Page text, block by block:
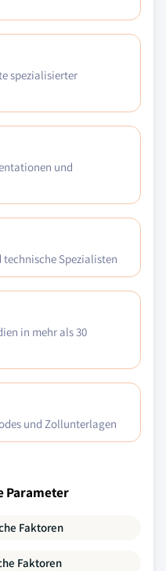
spezialisierter
und
Spezialisten
in mehr als 30
und Zollunterlagen
Parameter
Faktoren
Faktoren